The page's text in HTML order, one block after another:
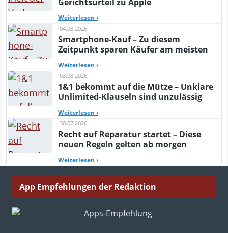
Weiterlesen ›
04.08.2026
Smartphone-Kauf – Zu diesem
Zeitpunkt sparen Käufer am meisten
Weiterlesen ›
03.08.2026
1&1 bekommt auf die Mütze – Unklare
Unlimited-Klauseln sind unzulässig
Weiterlesen ›
30.07.2026
Recht auf Reparatur startet – Diese
neuen Regeln gelten ab morgen
Weiterlesen ›
App Empfehlungen der Redaktion